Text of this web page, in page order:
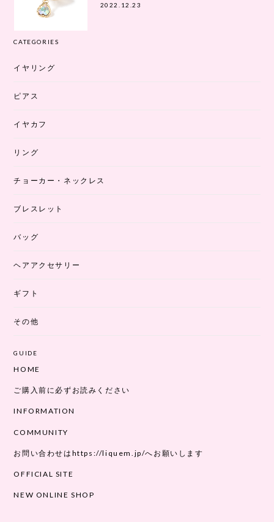
2022.12.23
CATEGORIES
イヤリング
ピアス
イヤカフ
リング
チョーカー・ネックレス
ブレスレット
バッグ
ヘアアクセサリー
ギフト
その他
GUIDE
HOME
ご購入前に必ずお読みください
INFORMATION
COMMUNITY
お問い合わせはhttps://liquem.jp/へお願いします
OFFICIAL SITE
NEW ONLINE SHOP